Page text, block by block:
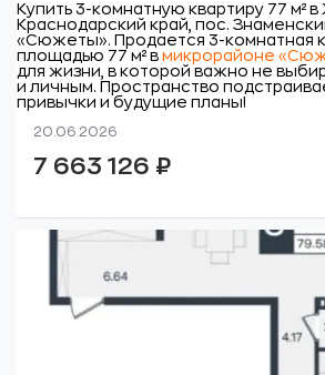
Купить 3-комнатную квартиру 77 м²
Краснодарский край, пос.
«Сюжеты». Продается 3-комнатная
площадью 77 м² в микрорайоне
для жизни, в которой важно не
и личным. Пространство
привычки и будущие планы!
20.06.2026
7 663 126 ₽